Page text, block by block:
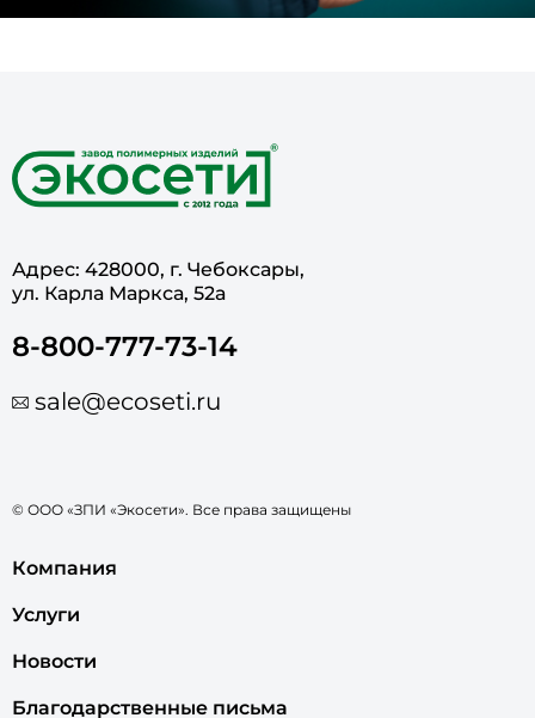
Адрес: 428000, г. Чебоксары,
ул. Карла Маркса, 52а
8-800-777-73-14
sale@ecoseti.ru
© ООО «ЗПИ «Экосети». Все права защищены
Компания
Услуги
Новости
Благодарственные письма